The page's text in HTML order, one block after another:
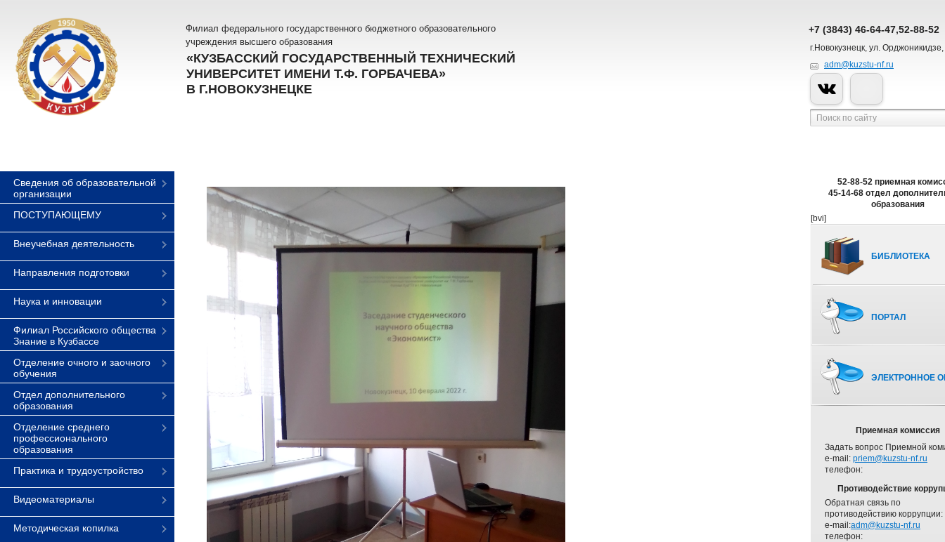
Филиал федерального государственного бюджетного образовательного
учреждения высшего образования
«КУЗБАССКИЙ ГОСУДАРСТВЕННЫЙ ТЕХНИЧЕСКИЙ
УНИВЕРСИТЕТ ИМЕНИ Т.Ф. ГОРБАЧЕВА»
В Г.НОВОКУЗНЕЦКЕ
+7 (3843) 46-64-47,52-88-52
г.Новокузнецк, ул.
adm@kuzstu-nf.ru
Сведения об образовательной
организации
ПОСТУПАЮЩЕМУ
Внеучебная деятельность
Направления подготовки
Наука и инновации
Филиал Российского общества
Знание в Кузбассе
Отделение очного и заочного
обучения
Отдел дополнительного
образования
Отделение среднего
профессионального
образования
Практика и трудоустройство
Видеоматериалы
Методическая копилка
52-88-52 приемная
45-14-68 отдел
образования
[bvi]
БИБЛИОТЕКА
ПОРТАЛ
ЭЛЕКТРОННОЕ
Приемная комиссия
Задать вопрос Приемной
e-mail: priem@kuzstu-nf.ru
телефон:
Противодействие
Обратная связь по
противодействию коррупции:
e-mail:adm@kuzstu-nf.ru
телефон: